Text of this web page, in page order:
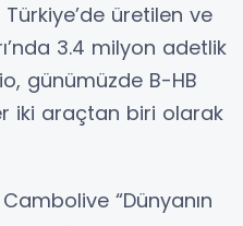
Türkiye’de üretilen ve
3.4 milyon adetlik
günümüzde B-HB
iki araçtan biri olarak
“Dünyanın